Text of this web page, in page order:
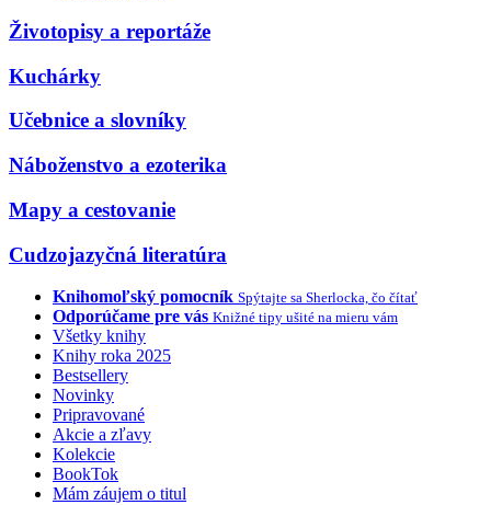
Životopisy a reportáže
Kuchárky
Učebnice a slovníky
Náboženstvo a ezoterika
Mapy a cestovanie
Cudzojazyčná literatúra
Knihomoľský pomocník Spýtajte sa Sherlocka, čo čítať
Odporúčame pre vás Knižné tipy ušité na mieru vám
Všetky knihy
Knihy roka 2025
Bestsellery
Novinky
Pripravované
Akcie a zľavy
Kolekcie
BookTok
Mám záujem o titul